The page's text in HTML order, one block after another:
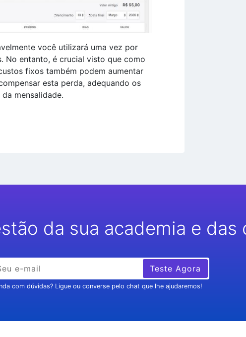
você utilizará uma vez por
No entanto, é crucial visto que como
fixos também podem aumentar
esta perda, adequando os
mensalidade.
da sua academia e das
Teste Agora
com dúvidas? Ligue ou converse pelo chat que lhe ajudaremos!